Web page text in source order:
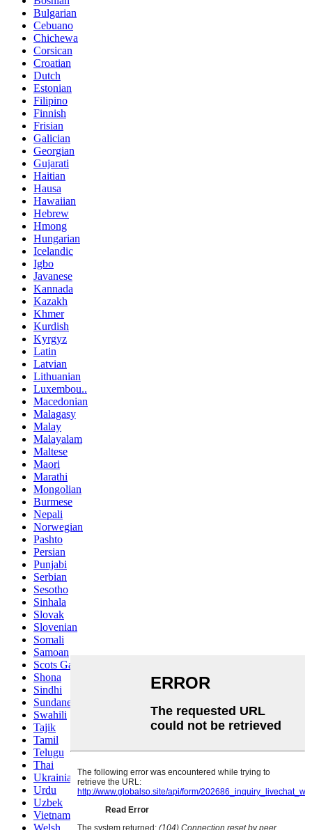
Bulgarian
Cebuano
Chichewa
Corsican
Croatian
Dutch
Estonian
Filipino
Finnish
Frisian
Galician
Georgian
Gujarati
Haitian
Hausa
Hawaiian
Hebrew
Hmong
Hungarian
Icelandic
Igbo
Javanese
Kannada
Kazakh
Khmer
Kurdish
Kyrgyz
Latin
Latvian
Lithuanian
Luxembou..
Macedonian
Malagasy
Malay
Malayalam
Maltese
Maori
Marathi
Mongolian
Burmese
Nepali
Norwegian
Pashto
Persian
Punjabi
Serbian
Sesotho
Sinhala
Slovak
Slovenian
Somali
Samoan
Scots Gaelic
Shona
Sindhi
Sundanese
Swahili
Tajik
Tamil
Telugu
Thai
Ukrainian
Urdu
Uzbek
Vietnamese